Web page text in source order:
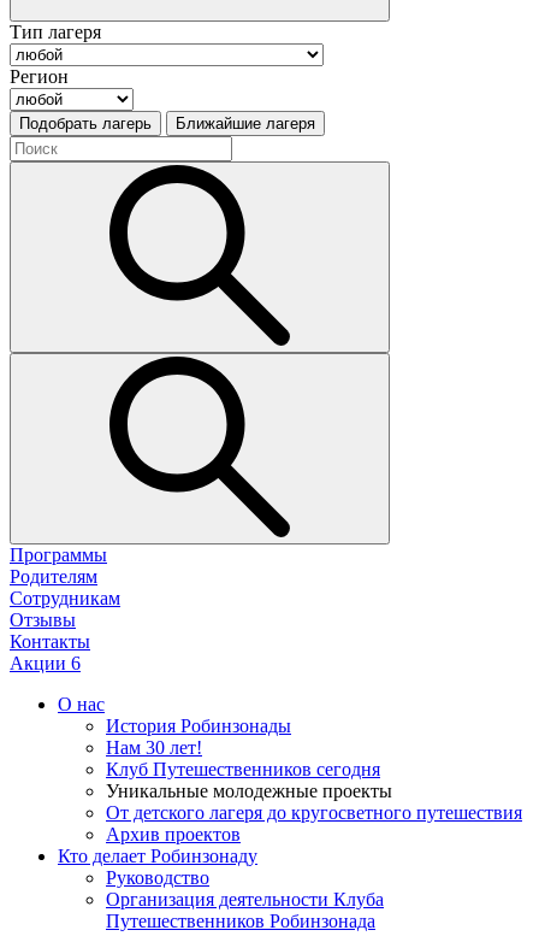
Тип лагеря
Регион
Подобрать лагерь Ближайшие лагеря
Программы
Родителям
Сотрудникам
Отзывы
Контакты
Акции 6
О нас
История Робинзонады
Нам 30 лет!
Клуб Путешественников сегодня
Уникальные молодежные проекты
От детского лагеря до кругосветного путешествия
Архив проектов
Кто делает Робинзонаду
Руководство
Организация деятельности Клуба
Путешественников Робинзонада